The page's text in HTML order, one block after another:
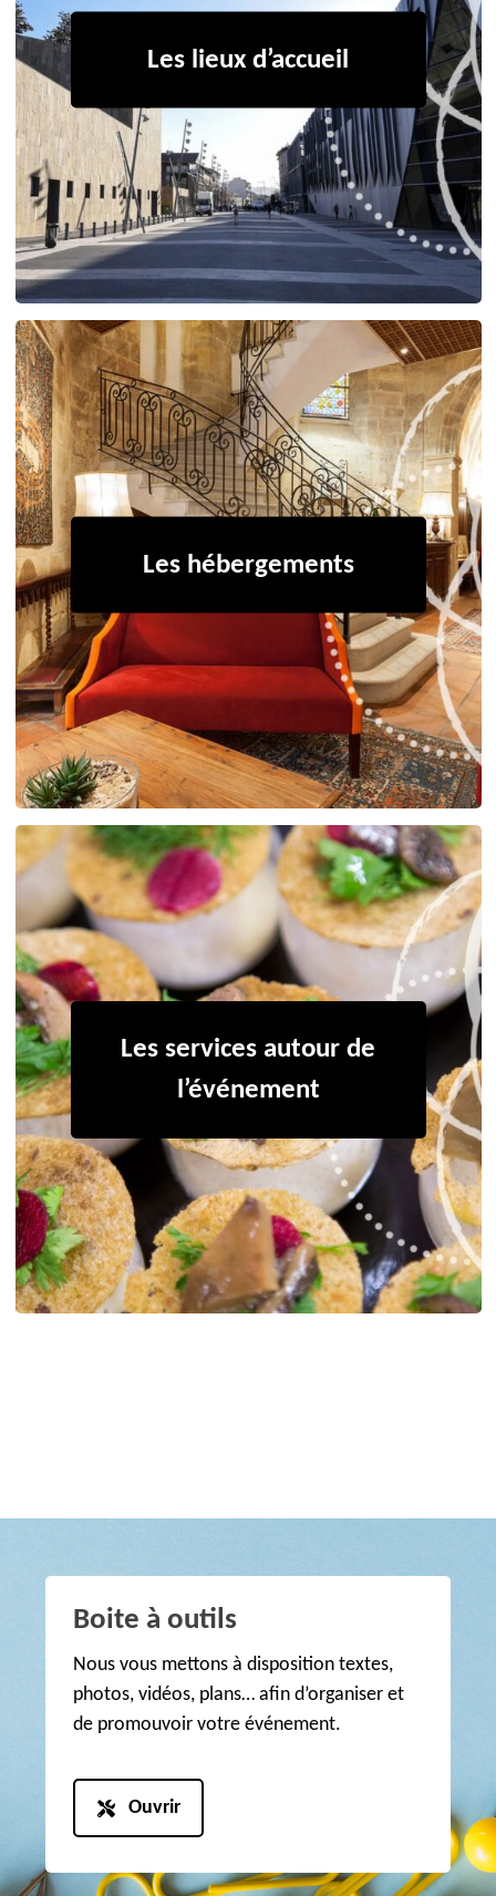
Les lieux d’accueil
Les hébergements
Les services autour de
l’événement
Boite à outils
Nous vous mettons à disposition textes,
photos, vidéos, plans… afin d’organiser et
de promouvoir votre événement.
Ouvrir